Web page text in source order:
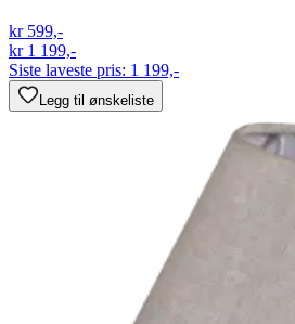
kr 599,-
kr 1 199,-
Siste laveste pris: 1 199,-
Legg til ønskeliste